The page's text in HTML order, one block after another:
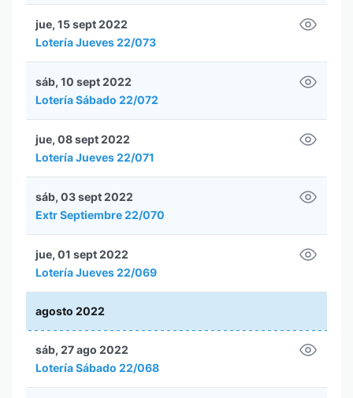
Lotería Jueves 22/073
jue, 15 sept 2022
Lotería Sábado 22/072
sáb, 10 sept 2022
Lotería Jueves 22/071
jue, 08 sept 2022
Extr Septiembre 22/070
sáb, 03 sept 2022
Lotería Jueves 22/069
jue, 01 sept 2022
agosto 2022
Lotería Sábado 22/068
sáb, 27 ago 2022